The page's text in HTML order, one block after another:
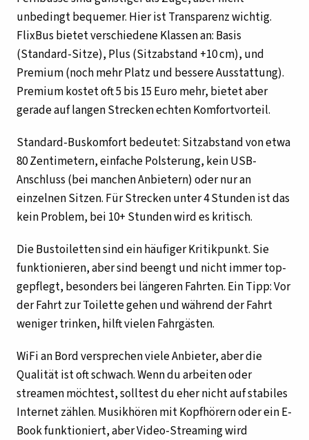
unbedingt bequemer. Hier ist Transparenz wichtig.
FlixBus bietet verschiedene Klassen an: Basis
(Standard-Sitze), Plus (Sitzabstand +10 cm), und
Premium (noch mehr Platz und bessere Ausstattung).
Premium kostet oft 5 bis 15 Euro mehr, bietet aber
gerade auf langen Strecken echten Komfortvorteil.
Standard-Buskomfort bedeutet: Sitzabstand von etwa
80 Zentimetern, einfache Polsterung, kein USB-
Anschluss (bei manchen Anbietern) oder nur an
einzelnen Sitzen. Für Strecken unter 4 Stunden ist das
kein Problem, bei 10+ Stunden wird es kritisch.
Die Bustoiletten sind ein häufiger Kritikpunkt. Sie
funktionieren, aber sind beengt und nicht immer top-
gepflegt, besonders bei längeren Fahrten. Ein Tipp: Vor
der Fahrt zur Toilette gehen und während der Fahrt
weniger trinken, hilft vielen Fahrgästen.
WiFi an Bord versprechen viele Anbieter, aber die
Qualität ist oft schwach. Wenn du arbeiten oder
streamen möchtest, solltest du eher nicht auf stabiles
Internet zählen. Musikhören mit Kopfhörern oder ein E-
Book funktioniert, aber Video-Streaming wird